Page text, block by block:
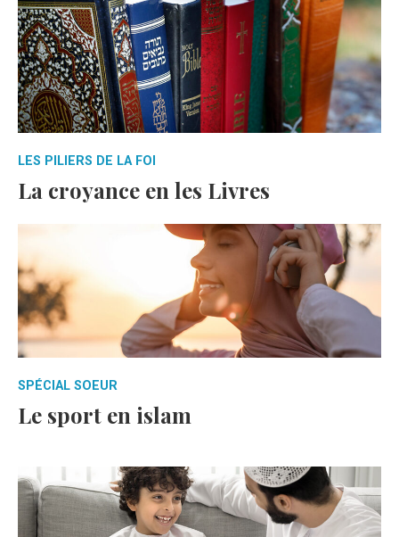
LES PILIERS DE LA FOI
La croyance en les Livres
SPÉCIAL SOEUR
Le sport en islam